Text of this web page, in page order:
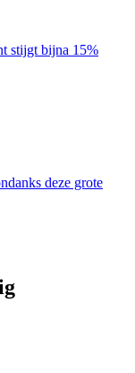
stijgt bijna 15%
deze grote